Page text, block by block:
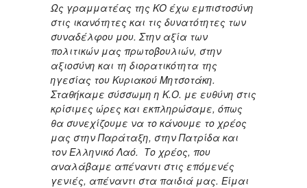
Ως γραμματέας της ΚΟ έχω εμπιστοσύνη
στις ικανότητες και τις δυνατότητες των
συναδέλφου μου. Στην αξία των
πολιτικών μας πρωτοβουλιών, στην
αξιοσύνη και τη διορατικότητα της
ηγεσίας του Κυριακού Μητσοτάκη.
Σταθήκαμε σύσσωμη η Κ.Ο. με ευθύνη στις
κρίσιμες ώρες και εκπληρώσαμε, όπως
θα συνεχίζουμε να το κάνουμε το χρέος
μας στην Παράταξη, στην Πατρίδα και
τον Ελληνικό Λαό. Το χρέος, που
αναλάβαμε απέναντι στις επόμενές
γενιές, απέναντι στα παιδιά μας. Είμαι